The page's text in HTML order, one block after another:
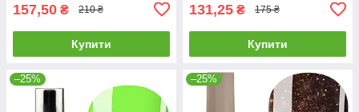
157,50 ₴ 210 ₴
Купити
131,25 ₴ 175 ₴
Купити
–25% –25%